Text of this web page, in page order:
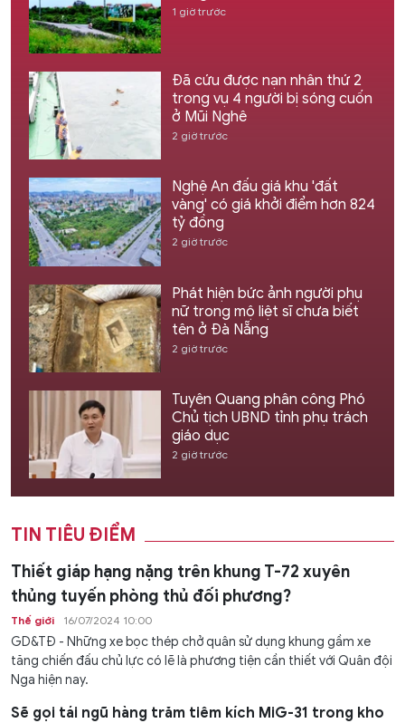
1 giờ trước
Đã cứu được nạn nhân thứ 2
trong vụ 4 người bị sóng cuốn
ở Mũi Nghê
2 giờ trước
Nghệ An đấu giá khu 'đất
vàng' có giá khởi điểm hơn 824
tỷ đồng
2 giờ trước
Phát hiện bức ảnh người phụ
nữ trong mộ liệt sĩ chưa biết
tên ở Đà Nẵng
2 giờ trước
Tuyên Quang phân công Phó
Chủ tịch UBND tỉnh phụ trách
giáo dục
2 giờ trước
TIN TIÊU ĐIỂM
Thiết giáp hạng nặng trên khung T-72 xuyên
thủng tuyến phòng thủ đối phương?
Thế giới 16/07/2024 10:00
GD&TĐ - Những xe bọc thép chở quân sử dụng khung gầm xe
tăng chiến đấu chủ lực có lẽ là phương tiện cần thiết với Quân đội
Nga hiện nay.
Sẽ gọi tái ngũ hàng trăm tiêm kích MiG-31 trong kho